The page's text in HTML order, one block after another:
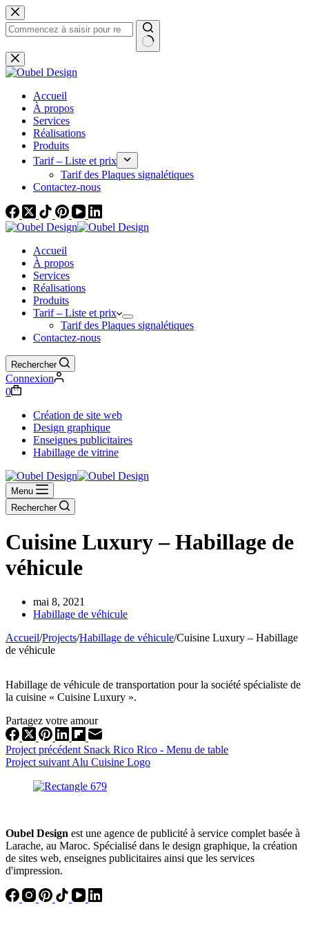
Passer
au
contenu
Aucun
résultat
Accueil
À propos
Services
Réalisations
Produits
Tarif – Liste et prix
Tarif des Plaques signalétiques
Contactez-nous
Accueil
À propos
Services
Réalisations
Produits
Tarif – Liste et prix
Tarif des Plaques signalétiques
Contactez-nous
Rechercher
Connexion
Panier
0
Création de site web
Design graphique
Enseignes publicitaires
Habillage de vitrine
Menu
Rechercher
Cuisine Luxury – Habillage de
véhicule
mai 8, 2021
Habillage de véhicule
Accueil/Projects/Habillage de véhicule/Cuisine Luxury – Habillage
de véhicule
Habillage de véhicule de transportation pour la société spécialiste de
la cuisine « Cuisine Luxury ».
Partagez votre amour
Project précédent Snack Rico Rico - Menu de table
Project suivant Alu Cuisine Logo
Oubel Design est une agence de publicité à service complet basée à
Larache, au Maroc. Spécialisé dans le design graphique, la création
de sites web, enseignes publicitaires ainsi que les services
d'impression.